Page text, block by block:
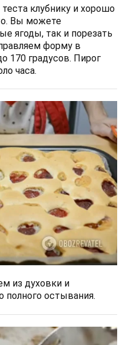
клубнику и хорошо
Вы можете
ягоды, так и порезать
форму в
170 градусов. Пирог
часа.
из духовки и
остывания.